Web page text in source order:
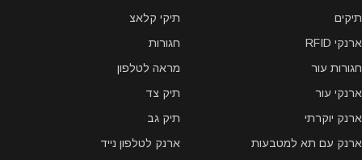
תיקים
ארנקי RFID
חגורות עור
ארנקי עור
ארנק יוקרתי
ארנק עם תא למטבעות
תיקי קלאצ
חגורות
מראה לטלפון
תיק צד
תיק גב
ארנק לטלפון נייד